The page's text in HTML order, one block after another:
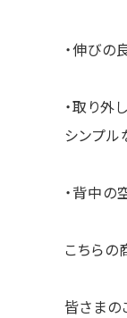
・伸びの
・取り外
シンプル
・背中の
こちらの
皆さまの